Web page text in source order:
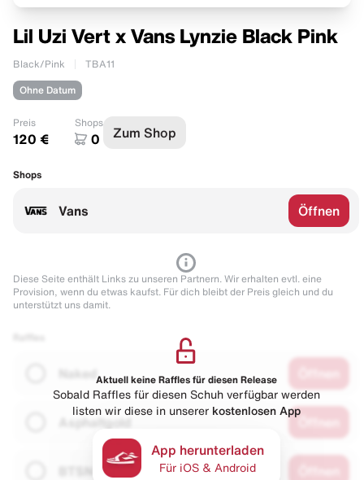
Lil Uzi Vert x Vans Lynzie Black Pink
Black/Pink TBA11
Ohne Datum
Preis
120 €
Shops
0 Zum Shop
Shops
Vans Öffnen
Diese Seite enthält Links zu unseren Partnern. Wir erhalten evtl. eine
Provision, wenn du etwas kaufst. Für dich bleibt der Preis gleich und du
unterstützt uns damit.
Naked
Asphaltgold
Aktuell keine Raffles für diesen Release
Sobald Raffles für diesen Schuh verfügbar werden
listen wir diese in unserer kostenlosen App
App herunterladen
Für iOS & Android